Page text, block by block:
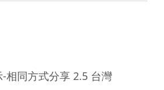
-相同方式分享 2.5 台灣